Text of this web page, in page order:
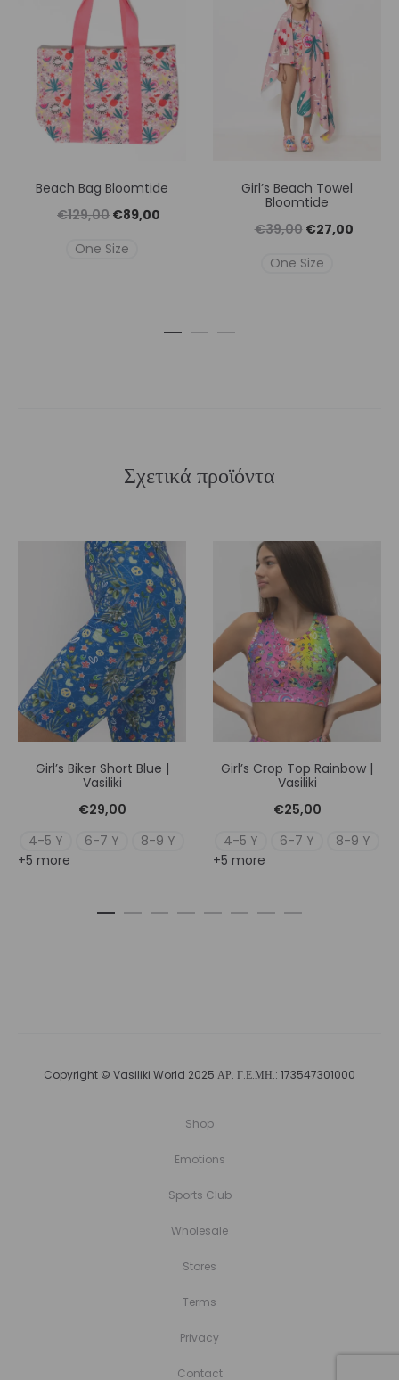
Beach Bag Bloomtide
€129,00 Original
price
€89,00
One Size
Girl’s Beach Towel
Bloomtide
€39,00 Original
price
€27,00Η
One Size
Σχετικά προϊόντα
Girl’s Biker Short Blue |
Vasiliki
€29,00
4-5 Y
6-7 Y
8-9 Y
+5 more
Girl’s Crop Top Rainbow |
Vasiliki
€25,00
4-5 Y
6-7 Y
8-9 Y
+5 more
Copyright © Vasiliki World 2025 ΑΡ. Γ.Ε.ΜΗ.: 173547301000
Shop
Emotions
Sports Club
Wholesale
Stores
Terms
Privacy
Contact